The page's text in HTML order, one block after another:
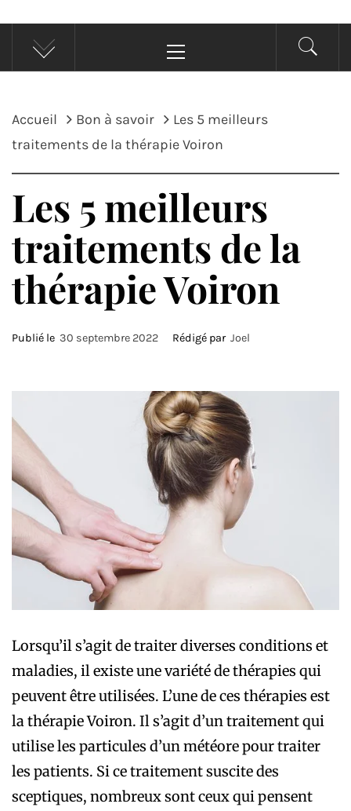
principal
Accueil Bon à savoir
Les 5 meilleurs
traitements de la thérapie Voiron
Les 5 meilleurs
traitements de la
thérapie Voiron
Publié le 30 septembre 2022 Rédigé par Joel
Lorsqu’il s’agit de traiter diverses conditions et
maladies, il existe une variété de thérapies qui
peuvent être utilisées. L’une de ces thérapies est
la thérapie Voiron. Il s’agit d’un traitement qui
utilise les particules d’un météore pour traiter
les patients. Si ce traitement suscite des
sceptiques, nombreux sont ceux qui pensent